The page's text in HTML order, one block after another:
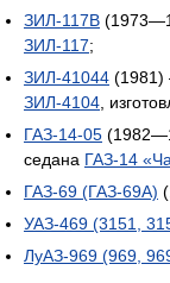
ЗИЛ-117В
ЗИЛ-117;
ЗИЛ-41044 (1981)
ЗИЛ-4104 ,
ГАЗ-14-05
седана ГАЗ-14
ГАЗ-69 (ГАЗ-69А)
УАЗ-469 (3151,
ЛуАЗ-969 (969,